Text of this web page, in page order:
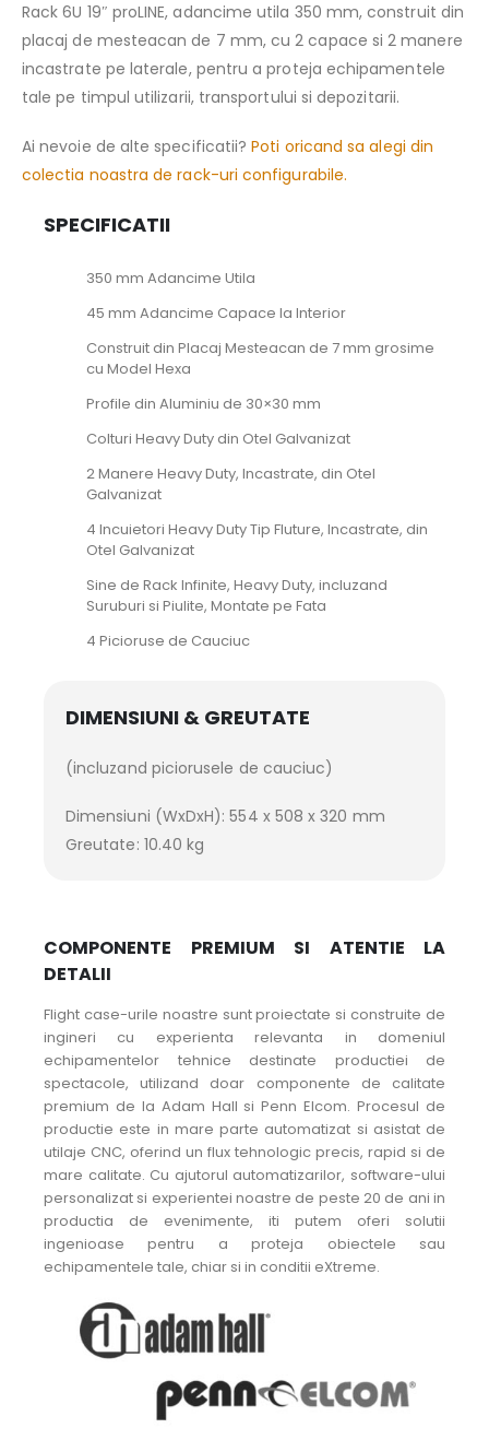
Rack 6U 19″ proLINE, adancime utila 350 mm, construit din
placaj de mesteacan de 7 mm, cu 2 capace si 2 manere
incastrate pe laterale, pentru a proteja echipamentele
tale pe timpul utilizarii, transportului si depozitarii.
Ai nevoie de alte specificatii?Poti oricand sa alegi din
colectia noastra de rack-uri configurabile.
SPECIFICATII
350 mm Adancime Utila
45 mm Adancime Capace la Interior
Construit din Placaj Mesteacan de 7 mm grosime
cu Model Hexa
Profile din Aluminiu de 30×30 mm
Colturi Heavy Duty din Otel Galvanizat
2 Manere Heavy Duty, Incastrate, din Otel
Galvanizat
4 Incuietori Heavy Duty Tip Fluture, Incastrate, din
Otel Galvanizat
Sine de Rack Infinite, Heavy Duty, incluzand
Suruburi si Piulite, Montate pe Fata
4 Picioruse de Cauciuc
DIMENSIUNI & GREUTATE
(incluzand piciorusele de cauciuc)
Dimensiuni (WxDxH): 554 x 508 x 320 mm
Greutate: 10.40 kg
COMPONENTE PREMIUM SI ATENTIE LA
DETALII
Flight case-urile noastre sunt proiectate si construite de
ingineri cu experienta relevanta in domeniul
echipamentelor tehnice destinate productiei de
spectacole, utilizand doar componente de calitate
premium de la Adam Hall si Penn Elcom. Procesul de
productie este in mare parte automatizat si asistat de
utilaje CNC, oferind un flux tehnologic precis, rapid si de
mare calitate. Cu ajutorul automatizarilor, software-ului
personalizat si experientei noastre de peste 20 de ani in
productia de evenimente, iti putem oferi solutii
ingenioase pentru a proteja obiectele sau
echipamentele tale, chiar si in conditii eXtreme.